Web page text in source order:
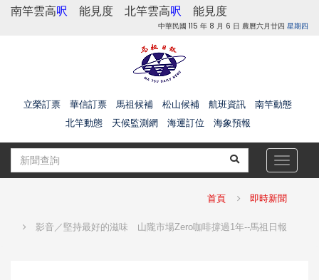
南竿雲高呎 能見度 北竿雲高呎 能見度
中華民國 115 年 8 月 6 日 農曆六月廿四 星期四
立榮訂票 華信訂票 馬祖候補 松山候補 航班資訊
南竿動態
北竿動態
天候監測網 海運訂位 海象預報
Toggle
首頁 即時新聞
影音／堅持最好的滋味 山隴市場Zero咖啡撐過1年--馬祖日報